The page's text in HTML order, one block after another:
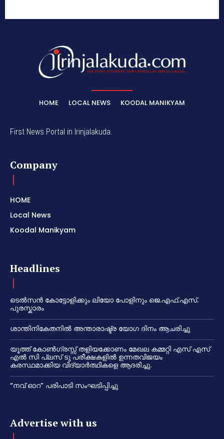
HOME LOCAL NEWS KOODAL MANIKYAM
First News Portal in Irinjalakuda.
Company
HOME
Local News
Koodal Manikyam
Headlines
ടെൽസൻ കോട്ടോളിക്കും ലിയോ പോളിനും ജെ.എഫ്.എസ്.
പുരസ്കാരം
ശാന്തിനികേതനിൽ അന്താരാഷ്ട്ര യോഗ ദിനം ആചരിച്ചു
യൂത്ത് കോൺഗ്രസ്സ് തളിയക്കോണം മേഖല കമ്മറ്റി എസ് എസ്
എൽ സി പ്ലസ് ടു പരീക്ഷകളിൽ ഉന്നതവിജയം
കരസ്ഥമാക്കിയ വിദ്യാർത്ഥികളെ ആദരിച്ചു.
“നവ് ഓറ” പരിപാടി സംഘടിപ്പിച്ചു
Advertise with us